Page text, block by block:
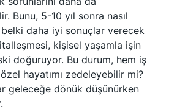
Bunu, 5-10 yıl sonra nasıl
belki daha iyi sonuçlar verecek
kişisel yaşamla işin
doğuruyor. Bu durum, hem iş
hayatımı zedeleyebilir mi?
geleceğe dönük düşünürken